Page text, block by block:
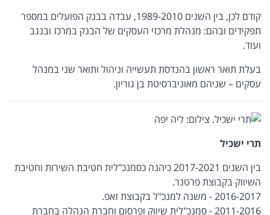
קודם לכן, בין השנים 1989-2010, עבדה בבנק הפועלים במספר
תפקידים ובהם: מנהלת מרכזי העסקים של הבנק במרכז ובנגב
ועוד.
בעלת תואר ראשון בהנדסת תעשייה וניהול ותואר שני במנהל
עסקים – שניהם מאוניברסיטת בן גוריון.
תרי ישכיל
בין השנים 2017-2021 כיהנה כסמנכ"לית חטיבת השירות וחטיבת
השיווק בקבוצת פרטנר.
2016-2017 - משנה למנכ"ל בקבוצת זאפ.
2011-2016 - סמנכ"לית שיווק ופרסום וחברת הנהלה בחברת